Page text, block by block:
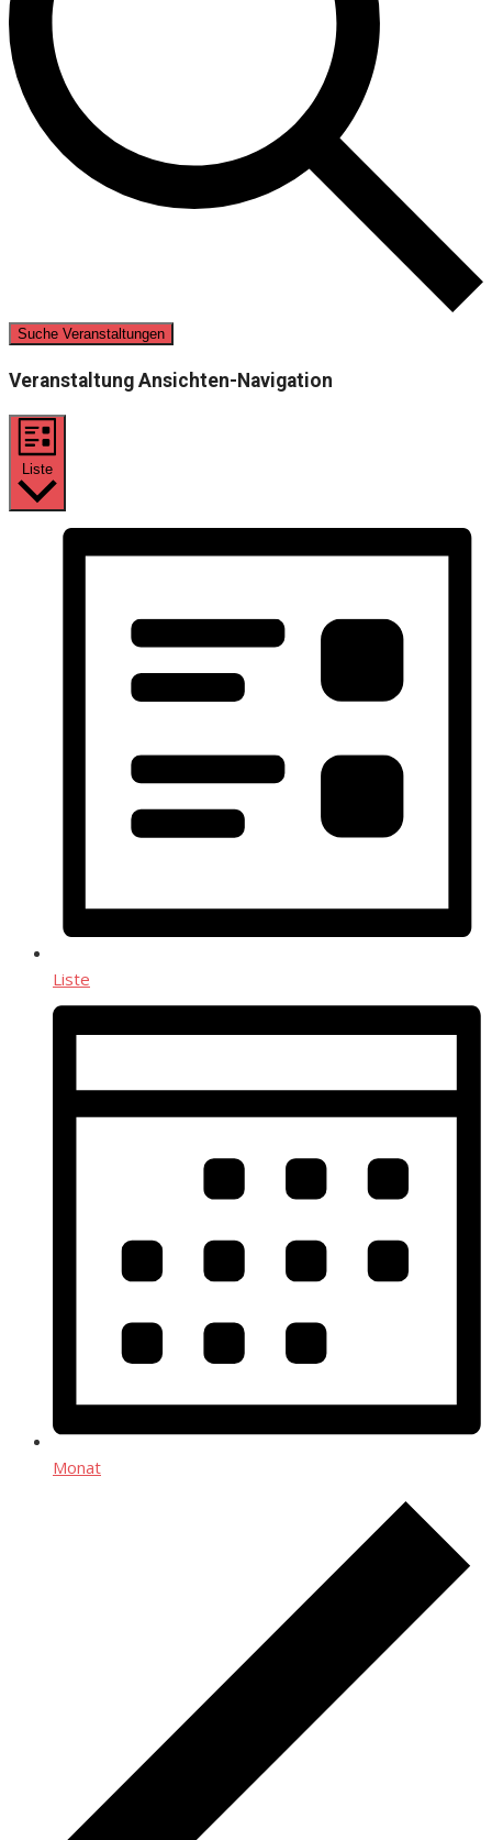
Suche Veranstaltungen
Veranstaltung Ansichten-Navigation
Liste
Liste
Monat